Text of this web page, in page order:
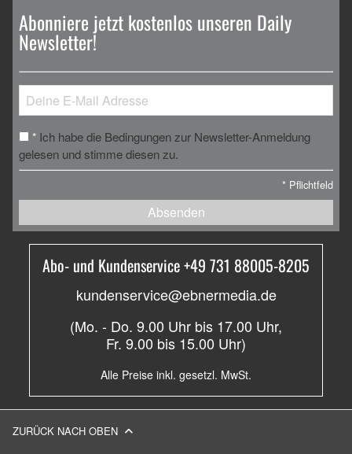
Abonniere jetzt kostenlos unseren Daily
Newsletter!
* Ich habe die Bedingungen zur Newsletter-Anmeldung
gelesen und stimme diesen zu.
* Pflichtfeld
Absenden
Abo- und Kundenservice +49 731 88005-8205
kundenservice@ebnermedia.de
(Mo. - Do. 9.00 Uhr bis 17.00 Uhr,
Fr. 9.00 bis 15.00 Uhr)
Alle Preise inkl. gesetzl. MwSt.
ZURÜCK NACH OBEN